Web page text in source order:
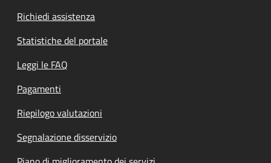
Richiedi assistenza
Statistiche del portale
Leggi le FAQ
Pagamenti
Riepilogo valutazioni
Segnalazione disservizio